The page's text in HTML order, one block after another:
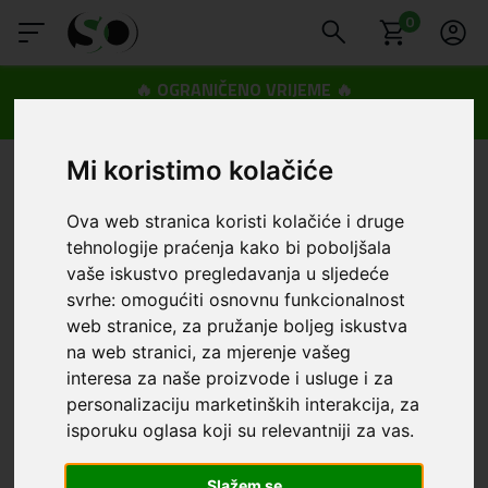
Mi koristimo kolačiće
Ova web stranica koristi kolačiće i druge
tehnologije praćenja kako bi poboljšala
vaše iskustvo pregledavanja u sljedeće
svrhe:omogućiti osnovnu funkcionalnost
web stranice, za pružanje boljeg iskustva
na web stranici, za mjerenje vašeg
interesa za naše proizvode i usluge i za
personalizaciju marketinških interakcija, za
isporuku oglasa koji su relevantniji za vas.
0
🔥 OGRANIČENO VRIJEME 🔥